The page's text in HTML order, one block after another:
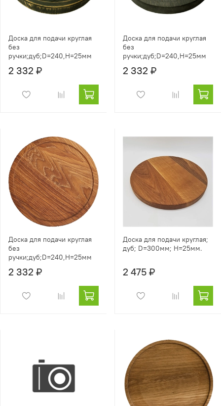
Доска для подачи круглая
без
ручки;дуб;D=240,H=25мм
2 332 ₽
Доска для подачи круглая
без
ручки;дуб;D=240,H=25мм
2 332 ₽
Доска для подачи круглая
без
ручки;дуб;D=240,H=25мм
2 332 ₽
Доска для подачи круглая;
дуб; D=300мм; Н=25мм.
2 475 ₽